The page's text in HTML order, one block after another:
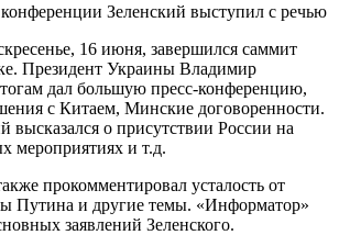
Зеленский выступил с речью
16 июня, завершился саммит
Президент Украины Владимир
дал большую пресс-конференцию,
с Китаем, Минские договоренности.
высказался о присутствии России на
мероприятиях и т.д.
прокомментировал усталость от
Путина и другие темы. «Информатор»
заявлений Зеленского.